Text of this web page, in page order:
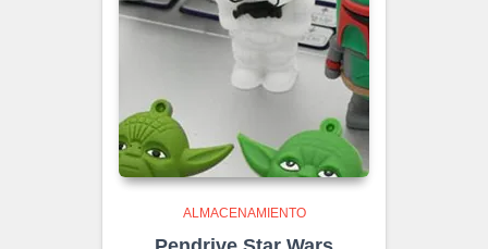
ALMACENAMIENTO